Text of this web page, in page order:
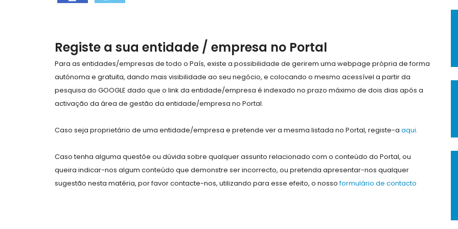
Registe a sua entidade / empresa no Portal
Para as entidades/empresas de todo o País, existe a possibilidade de gerirem uma webpage própria de forma
autónoma e gratuita, dando mais visibilidade ao seu negócio, e colocando o mesmo acessível a partir da
pesquisa do GOOGLE dado que o link da entidade/empresa é indexado no prazo máximo de dois dias após a
activação da área de gestão da entidade/empresa no Portal.
Caso seja proprietário de uma entidade/empresa e pretende ver a mesma listada no Portal, registe-a aqui.
Caso tenha alguma questõe ou dúvida sobre qualquer assunto relacionado com o conteúdo do Portal, ou
queira indicar-nos algum conteúdo que demonstre ser incorrecto, ou pretenda apresentar-nos qualquer
sugestão nesta matéria, por favor contacte-nos, utilizando para esse efeito, o nossoformulário de contacto